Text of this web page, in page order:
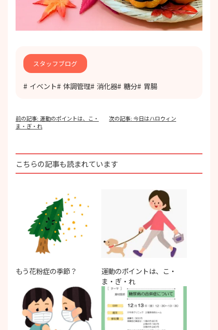
スタッフブログ
イベント 体調管理 消化器 糖分 胃腸
投
稿
ー
シ
ョ
前の記事: 運動のポイントは、こ・
ま・ぎ・れ
次の記事: 今日はハロウィン
こちらの記事も読まれています
もう花粉症の季節？
運動のポイントは、こ・
ま・ぎ・れ